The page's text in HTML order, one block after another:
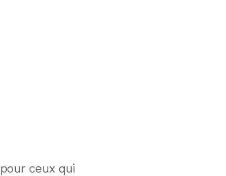
pour ceux qui